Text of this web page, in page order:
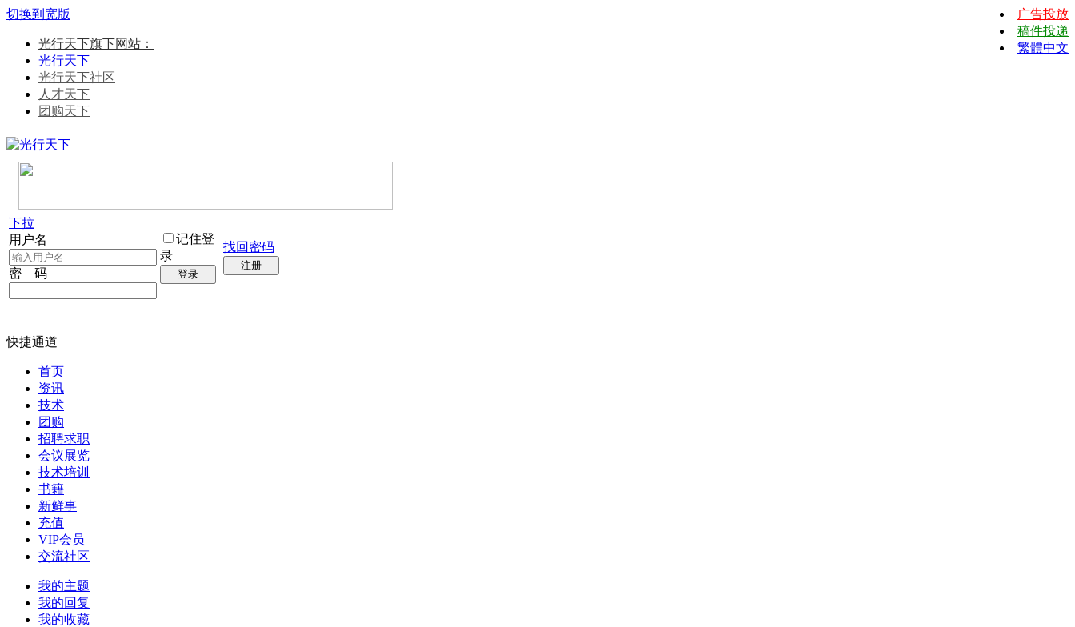
切换到宽版
广告投放
稿件投递
繁體中文
光行天下旗下网站：
光行天下
光行天下社区
人才天下
团购天下
下拉
用户名
密 码
记住登
录
登录
找回密码
注册
快捷通道
首页
资讯
技术
团购
招聘求职
会议展览
技术培训
书籍
新鲜事
充值
VIP会员
交流社区
我的主题
我的回复
我的收藏